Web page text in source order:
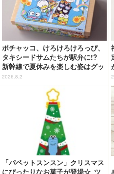
ポチャッコ、けろけろけろっぴ、
タキシードサムたちが駅弁に!?
新幹線で夏休みを楽しむ姿はグッ
ズに☆「はぴだんぶい」JR東海と
コラボ企画
2026.8.2
「パペットスンスン」クリスマス
にぴったりなお菓子が登場☆ ツ